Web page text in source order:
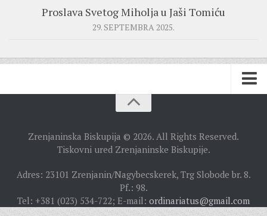
Proslava Svetog Miholja u Jaši Tomiću
29. SEPTEMBRA 2025.
BISKUPSKI ORDINARIJAT
SVEŠTENICI
Zrenjaninska Biskupija © 2026. All Rights Reserved.
Tiskovni ured Zrenjaninske Biskupije.
Adres: 23101 Zrenjanin/Nagybecskerek, Trg Slobode br. 8.
Pf.: 98.
Tel: +381 (023) 534-722; E-mail: ordinariatus@gmail.com